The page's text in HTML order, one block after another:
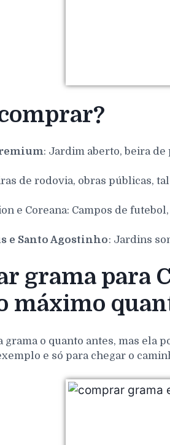
: Jardim aberto, beira
de rodovia, obras públicas,
e Coreana: Campos de
e Santo Agostinho: Jardins
grama para
máximo
o quanto antes, mas ela
e só para chegar o